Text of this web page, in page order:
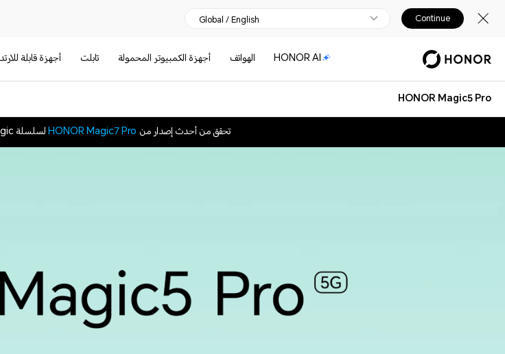
Global / English Continue
HONOR AI الهواتف أجهزة الكمبيوتر المحمولة تابلت أجهزة قابلة
HONOR Magic5 Pro
تحقق من أحدث إصدار من HONOR Magic7 Proلسلسلة HONOR Magic .